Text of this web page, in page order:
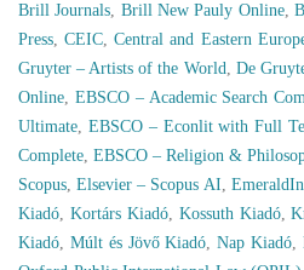
Brill Journals, Brill New Pauly Online,
Press,CEIC,Central and Eastern
Gruyter – Artists of the World, De
Online, EBSCO – Academic Search
Ultimate, EBSCO – Econlit with Full
Complete,EBSCO – Religion &
Scopus,Elsevier – Scopus AI,
Kiadó, Kortárs Kiadó, Kossuth Kiadó,
Kiadó, Múlt és Jövő Kiadó,Nap Kiadó,